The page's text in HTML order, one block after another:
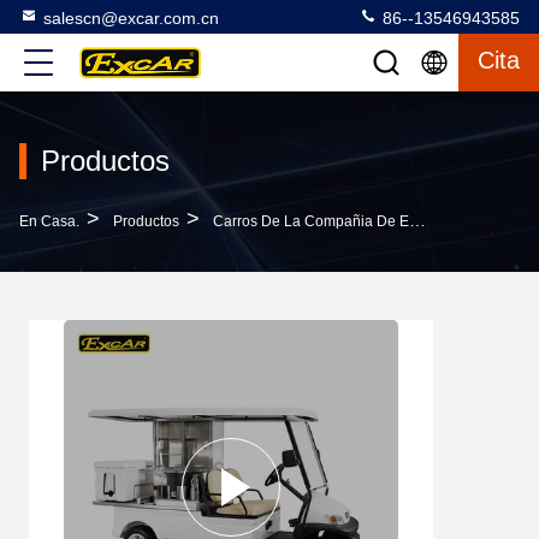
salescn@excar.com.cn 86--13546943585
Cita
Productos
En Casa. > Productos > Carros De La Compañia De Electricidad